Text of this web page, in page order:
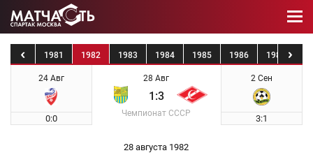
1980 1981 1982 1983 1984 1985 1986 1987
24 Авг
0:0
28 Авг
1:3
Чемпионат СССР
2 Сен
3:1
28 августа 1982